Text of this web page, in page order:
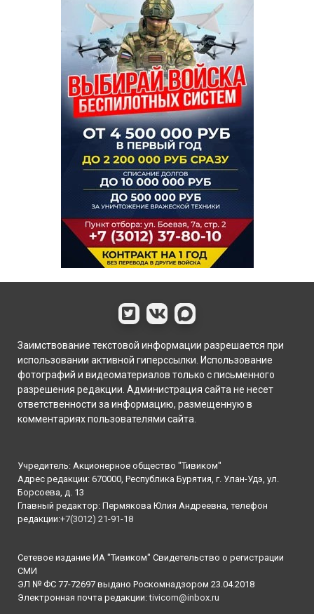
Заимствование текстовой информации разрешается при
использовании активной гиперссылки. Использование
фотографий и видеоматериалов только с письменного
разрешения редакции. Администрация сайта не несет
ответственности за информацию, размещенную в
комментариях пользователями сайта.
Учредитель: Акционерное общество "Тивиком"
Адрес редакции: 670000, Республика Бурятия, г. Улан-Удэ, ул.
Борсоева, д. 13
Главный редактор: Пермякова Юлия Андреевна, телефон
редакции:+7(3012) 21-91-18
Сетевое издание ИА "Тивиком" Свидетельство о регистрации
СМИ
ЭЛ № ФС 77-72697 выдано Роскомнадзором 23.04.2018
Электронная почта редакции:tivicom@inbox.ru